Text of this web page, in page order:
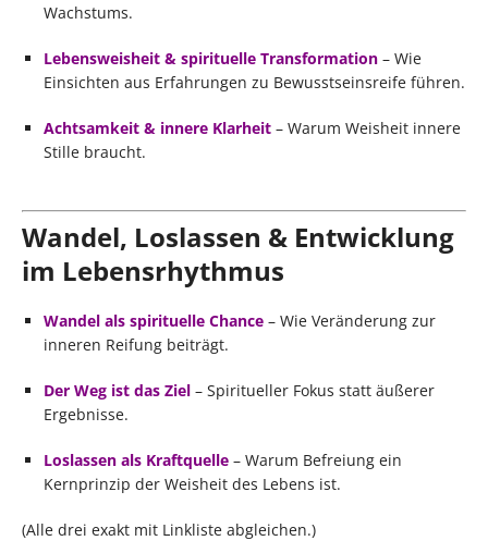
Wachstums.
Lebensweisheit & spirituelle Transformation – Wie
Einsichten aus Erfahrungen zu Bewusstseinsreife führen.
Achtsamkeit & innere Klarheit – Warum Weisheit innere
Stille braucht.
Wandel, Loslassen & Entwicklung
im Lebensrhythmus
Wandel als spirituelle Chance – Wie Veränderung zur
inneren Reifung beiträgt.
Der Weg ist das Ziel – Spiritueller Fokus statt äußerer
Ergebnisse.
Loslassen als Kraftquelle – Warum Befreiung ein
Kernprinzip der Weisheit des Lebens ist.
(Alle drei exakt mit Linkliste abgleichen.)